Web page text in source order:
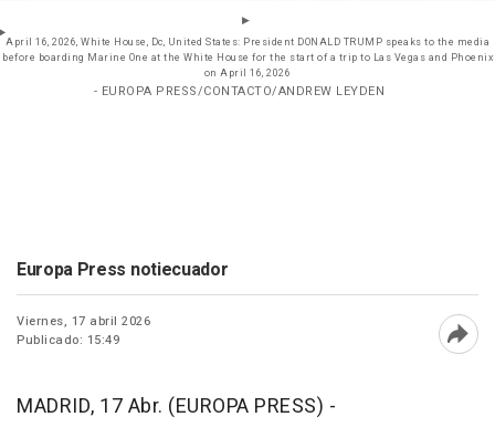
April 16, 2026, White House, Dc, United States: President DONALD TRUMP speaks to the media
before boarding Marine One at the White House for the start of a trip to Las Vegas and Phoenix
on April 16, 2026
- EUROPA PRESS/CONTACTO/ANDREW LEYDEN
Europa Press notiecuador
Viernes, 17 abril 2026
Publicado: 15:49
MADRID, 17 Abr. (EUROPA PRESS) -